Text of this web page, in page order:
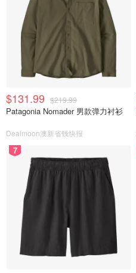
$131.99 $219.99
Patagonia Nomader 男款弹力衬衫
Dealmoon澳新省钱快报
7